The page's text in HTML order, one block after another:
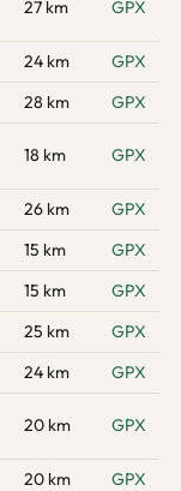
27 km GPX
24 km
GPX
28 km
GPX
18 km GPX
26 km
GPX
15 km
GPX
15 km
GPX
25 km
GPX
24 km
GPX
20 km GPX
20 km
GPX